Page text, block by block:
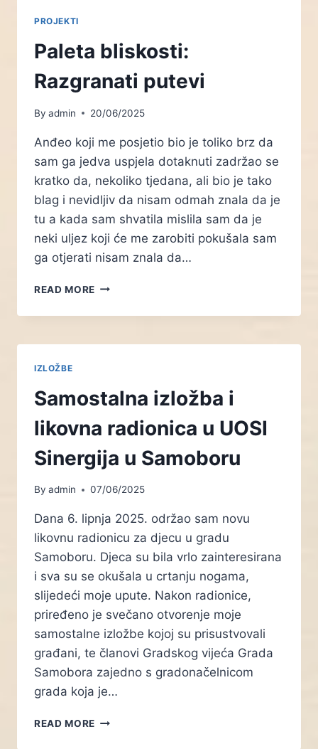
PROJEKTI
Paleta bliskosti:
Razgranati putevi
By admin 20/06/2025
Anđeo koji me posjetio bio je toliko brz da
sam ga jedva uspjela dotaknuti zadržao se
kratko da, nekoliko tjedana, ali bio je tako
blag i nevidljiv da nisam odmah znala da je
tu a kada sam shvatila mislila sam da je
neki uljez koji će me zarobiti pokušala sam
ga otjerati nisam znala da…
READ MORE PALETA
RAZGRANATI
IZLOŽBE
Samostalna izložba i
likovna radionica u UOSI
Sinergija u Samoboru
By admin 07/06/2025
Dana 6. lipnja 2025. održao sam novu
likovnu radionicu za djecu u gradu
Samoboru. Djeca su bila vrlo zainteresirana
i sva su se okušala u crtanju nogama,
slijedeći moje upute. Nakon radionice,
priređeno je svečano otvorenje moje
samostalne izložbe kojoj su prisustvovali
građani, te članovi Gradskog vijeća Grada
Samobora zajedno s gradonačelnicom
grada koja je…
READ MORE SAMOSTALNA